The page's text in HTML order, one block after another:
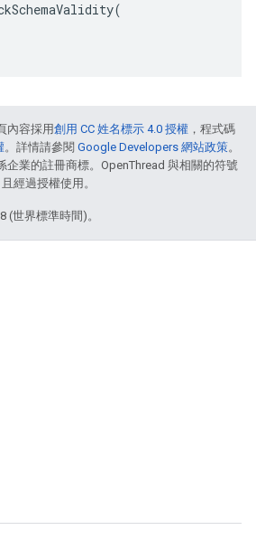
(
內容採用創用 CC 姓名標示 4.0 授權 ，程式碼
。詳情請參閱 Google Developers 網站政策。
企業的註冊商標。OpenThread 與相關的符號
經過授權使用。
(世界標準時間)。